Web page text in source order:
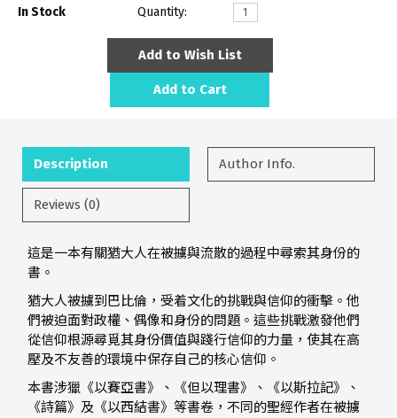
In Stock Quantity:
Add to Wish List
Add to Cart
Description Author Info.
Reviews (0)
這是一本有關猶大人在被擄與流散的過程中尋索其身份的
書。
猶大人被擄到巴比倫，受着文化的挑戰與信仰的衝擊。他
們被迫面對政權、偶像和身份的問題。這些挑戰激發他們
從信仰根源尋覓其身份價值與踐行信仰的力量，使其在高
壓及不友善的環境中保存自己的核心信仰。
本書涉獵《以賽亞書》、《但以理書》、《以斯拉記》、
《詩篇》及《以西結書》等書卷，不同的聖經作者在被擄